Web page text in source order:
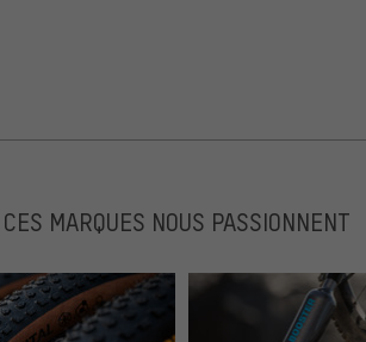
CES MARQUES NOUS PASSIONNENT